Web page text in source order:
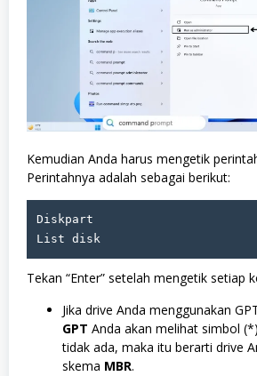
Kemudian Anda harus mengetik
Perintahnya adalah sebagai berikut:
Diskpart
List disk
Tekan “Enter” setelah mengetik setiap
Jika drive Anda menggunakan
GPT Anda akan melihat simbol
tidak ada, maka itu berarti drive
skema MBR.